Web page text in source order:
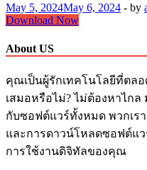
May 5, 2024May 6, 2024 - by
Malwarebyte
Mawto
5.1.3.110
Free
Download
Download Now
About US
คุณเป็นผู้รักเทคโนโลยีที่ตล
เสมอหรือไม่? ไม่ต้องหาไกล
กับซอฟต์แวร์ทั้งหมด พวกเร
และการดาวน์โหลดซอฟต์แ
การใช้งานดิจิทัลของคุณ